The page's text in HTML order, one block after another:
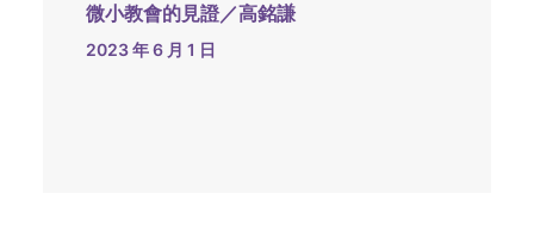
微小教會的見證／高銘謙
2023 年 6 月 1 日